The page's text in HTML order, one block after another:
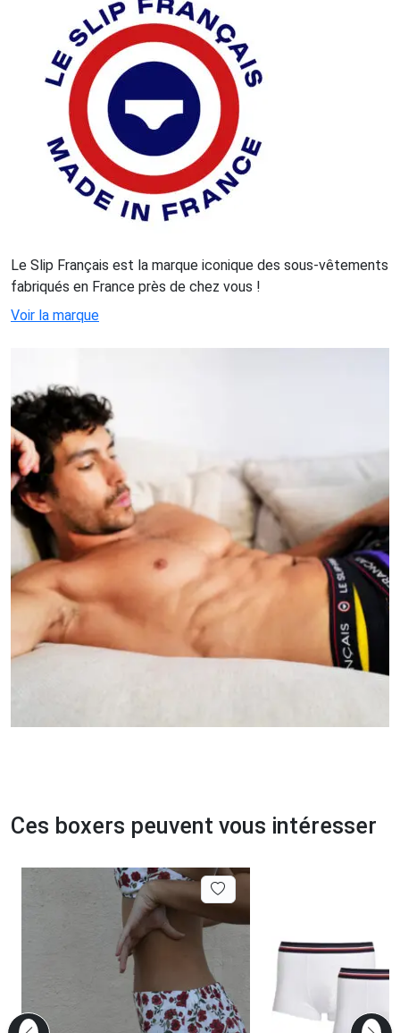
Le Slip Français est la marque iconique des sous-vêtements
fabriqués en France près de chez vous !
Voir la marque
Ces boxers peuvent vous intéresser